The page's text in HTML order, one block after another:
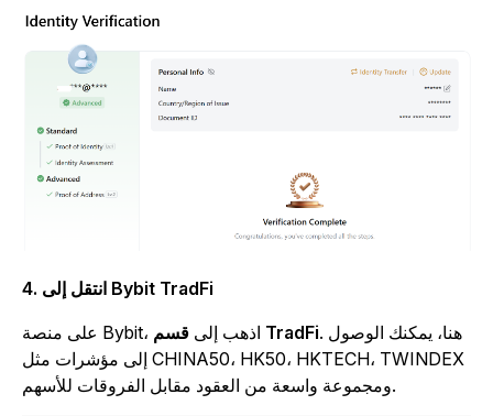
4. انتقل إلى Bybit TradFi
على منصة Bybit، اذهب إلىقسم TradFi. هنا، يمكنك الوصول
إلى مؤشرات مثل CHINA50، HK50، HKTECH، TWINDEX